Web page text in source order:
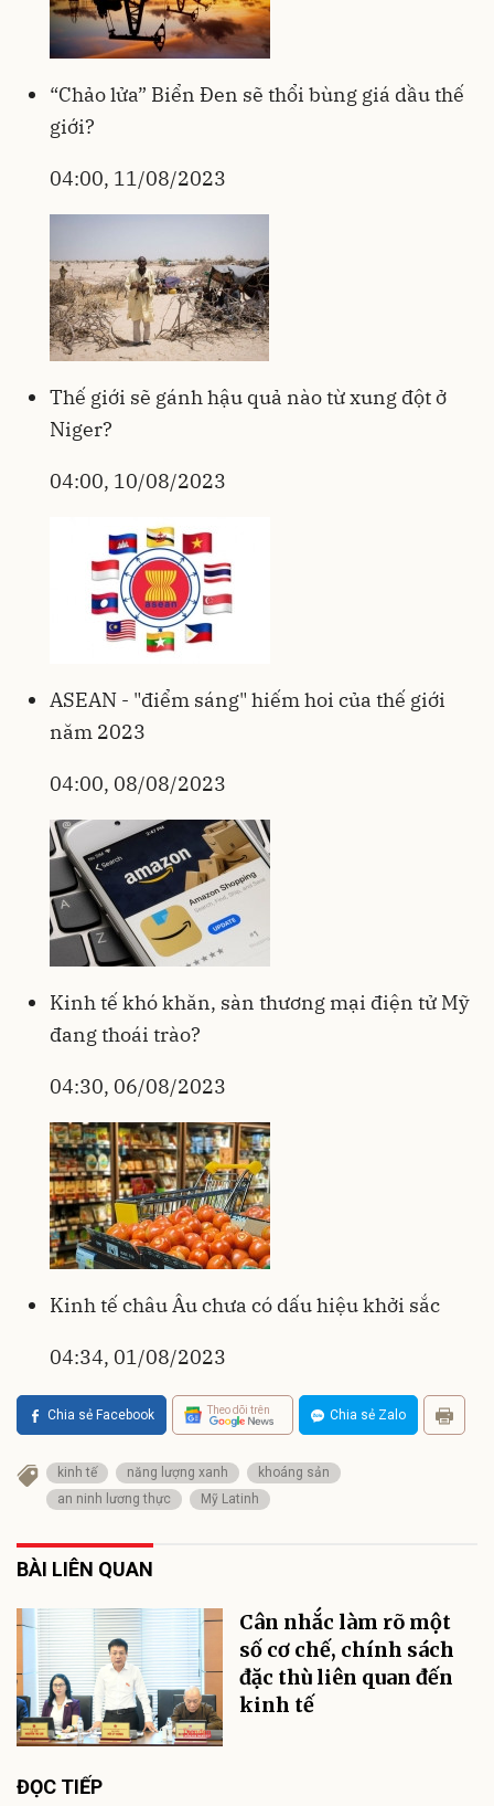
“Chảo lửa” Biển Đen sẽ thổi bùng giá dầu thế
giới?
04:00, 11/08/2023
Thế giới sẽ gánh hậu quả nào từ xung đột ở
Niger?
04:00, 10/08/2023
ASEAN - "điểm sáng" hiếm hoi của thế giới
năm 2023
04:00, 08/08/2023
Kinh tế khó khăn, sàn thương mại điện tử Mỹ
đang thoái trào?
04:30, 06/08/2023
Kinh tế châu Âu chưa có dấu hiệu khởi sắc
04:34, 01/08/2023
Chia sẻ Facebook Theo dõi trên Chia sẻ Zalo
kinh tế năng lượng xanh
khoáng sản
an ninh lương thực
Mỹ Latinh
BÀI LIÊN QUAN
Cân nhắc làm rõ một
số cơ chế, chính sách
đặc thù liên quan đến
kinh tế
ĐỌC TIẾP